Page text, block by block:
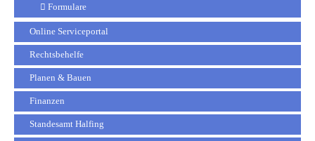
Formulare
Online Serviceportal
Rechtsbehelfe
Planen & Bauen
Finanzen
Standesamt Halfing